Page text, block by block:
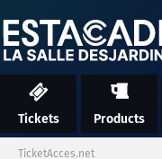
Tickets Products
TicketAcces.net